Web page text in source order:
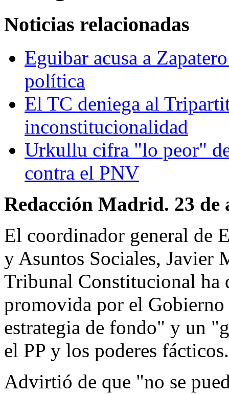
Noticias relacionadas
Eguibar acusa a
política
El TC deniega al
inconstitucionalidad
Urkullu cifra "lo peor"
contra el PNV
Redacción Madrid. 23 de
El coordinador general de
y Asuntos Sociales, Javier
Tribunal Constitucional
promovida por el
estrategia de fondo" y un
el PP y los poderes fácticos.
Advirtió de que "no se